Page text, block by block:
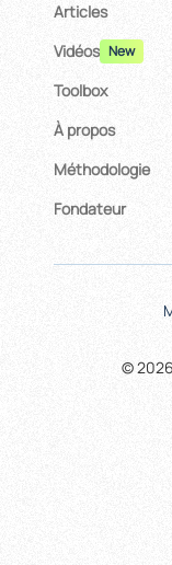
Articles
Vidéos New
Toolbox
À propos
Méthodologie
Fondateur
©